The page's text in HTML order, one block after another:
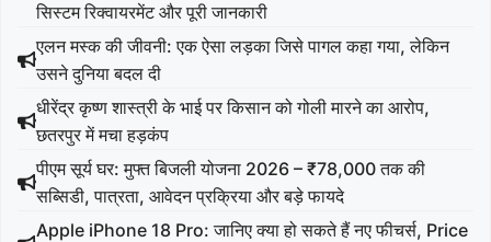
सिस्टम रिक्वायरमेंट और पूरी जानकारी
एलन मस्क की जीवनी: एक ऐसा लड़का जिसे पागल कहा गया, लेकिन
उसने दुनिया बदल दी
धीरेंद्र कृष्ण शास्त्री के भाई पर किसान को गोली मारने का आरोप,
छतरपुर में मचा हड़कंप
पीएम सूर्य घर: मुफ्त बिजली योजना 2026 – ₹78,000 तक की
सब्सिडी, पात्रता, आवेदन प्रक्रिया और बड़े फायदे
Apple iPhone 18 Pro: जानिए क्या हो सकते हैं नए फीचर्स, Price